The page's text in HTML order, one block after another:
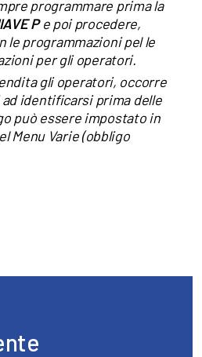
programmare prima la
Pe poi procedere,
le programmazioni pel le
per gli operatori.
gli operatori, occorre
identificarsi prima delle
può essere impostato in
Menu Varie (obbligo